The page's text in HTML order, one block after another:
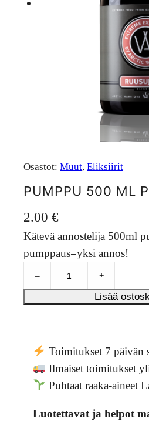
Osastot: Muut, Eliksiirit
PUMPPU 500 ML
2.00 €
Kätevä annostelija 500ml
pumppaus=yksi annos!
m
p
– +
Lisää
Toimitukset 7 päivän
Ilmaiset toimitukset
Puhtaat raaka-aineet
Luotettavat ja helpot